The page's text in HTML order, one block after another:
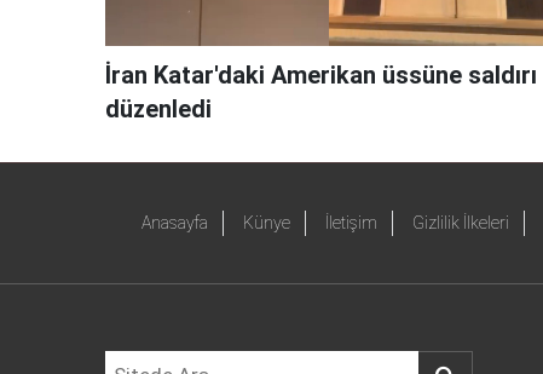
İran Katar'daki Amerikan üssüne saldırı
düzenledi
Anasayfa Künye İletişim Gizlilik İlkeleri